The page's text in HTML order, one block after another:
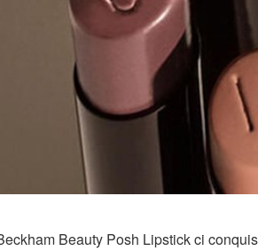
Beauty Posh Lipstick ci